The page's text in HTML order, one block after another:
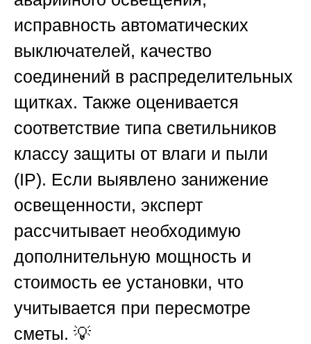
исправность автоматических
выключателей, качество
соединений в распределительных
щитках. Также оценивается
соответствие типа светильников
классу защиты от влаги и пыли
(IP). Если выявлено занижение
освещенности, эксперт
рассчитывает необходимую
дополнительную мощность и
стоимость ее установки, что
учитывается при пересмотре
сметы. 💡